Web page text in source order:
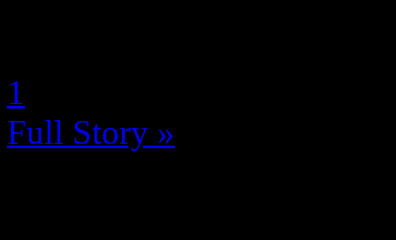
1
Full Story »